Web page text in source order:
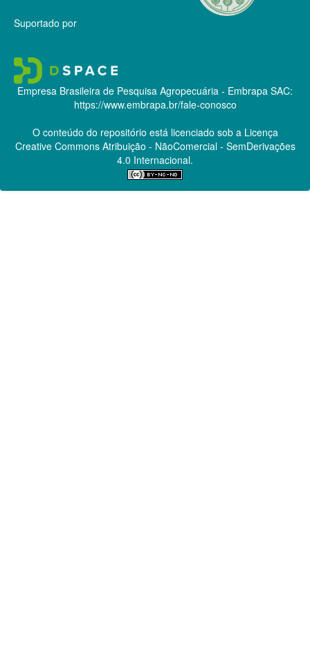
Suportado por
Empresa Brasileira de Pesquisa Agropecuária - Embrapa SAC:
https://www.embrapa.br/fale-conosco
O conteúdo do repositório está licenciado sob a Licença
Creative CommonsAtribuição - NãoComercial - SemDerivações
4.0 Internacional.